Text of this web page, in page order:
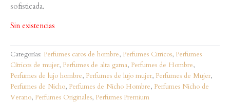
sofisticada.
Sin existencias
Categorías: Perfumes caros de hombre, Perfumes Citricos, Perfumes
Cítricos de mujer, Perfumes de alta gama, Perfumes de Hombre,
Perfumes de lujo hombre, Perfumes de lujo mujer, Perfumes de Mujer,
Perfumes de Nicho, Perfumes de Nicho Hombre, Perfumes Nicho de
Verano, Perfumes Originales, Perfumes Premium